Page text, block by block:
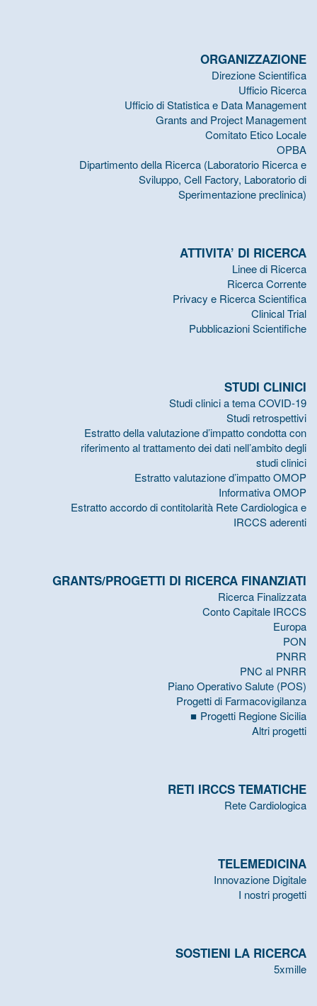
ORGANIZZAZIONE
Direzione Scientifica
Ufficio Ricerca
Ufficio di Statistica e Data Management
Grants and Project Management
Comitato Etico Locale
OPBA
Dipartimento della Ricerca (Laboratorio Ricerca e
Sviluppo, Cell Factory, Laboratorio di
Sperimentazione preclinica)
ATTIVITA’ DI RICERCA
Linee di Ricerca
Ricerca Corrente
Privacy e Ricerca Scientifica
Clinical Trial
Pubblicazioni Scientifiche
STUDI CLINICI
Studi clinici a tema COVID-19
Studi retrospettivi
Estratto della valutazione d’impatto condotta con
riferimento al trattamento dei dati nell’ambito degli
studi clinici
Estratto valutazione d’impatto OMOP
Informativa OMOP
Estratto accordo di contitolarità Rete Cardiologica e
IRCCS aderenti
GRANTS/PROGETTI DI RICERCA FINANZIATI
Ricerca Finalizzata
Conto Capitale IRCCS
Europa
PON
PNRR
PNC al PNRR
Piano Operativo Salute (POS)
Progetti di Farmacovigilanza
Progetti Regione Sicilia
Altri progetti
RETI IRCCS TEMATICHE
Rete Cardiologica
TELEMEDICINA
Innovazione Digitale
I nostri progetti
SOSTIENI LA RICERCA
5xmille